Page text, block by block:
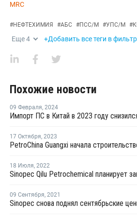
MRC
#НЕФТЕХИМИЯ #АБС #ПСС/М #УПС/М #
Еще4 +Добавить все теги в фильтр
Похожие новости
09 Февраля, 2024
Импорт ПС в Китай в 2023 году
17 Октября, 2023
18 Июля, 2022
09 Сентября, 2021